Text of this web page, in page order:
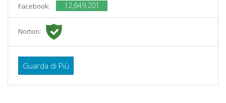
Facebook: 12,649,201
Norton:
Guarda di Più